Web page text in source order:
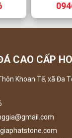
CAO CẤP
Khoan Tế, xã Đa